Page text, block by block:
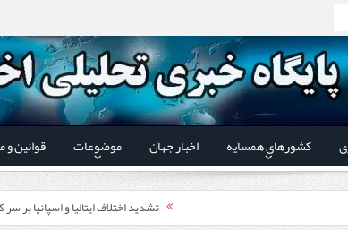
کشورهای همسایه اخبار جهان موضوعات قوانین
تشدید اختلاف ایتالیا و اسپانیا بر